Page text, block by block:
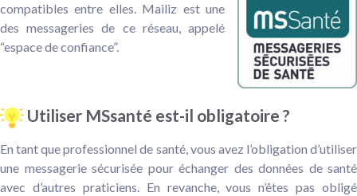
compatibles entre elles. Mailiz est une
des messageries de ce réseau, appelé
“espace de confiance”.
Utiliser MSsanté est-il obligatoire ?
En tant que professionnel de santé, vous avez l’obligation d’utiliser
une messagerie sécurisée pour échanger des données de santé
avec d’autres praticiens. En revanche, vous n’êtes pas obligé